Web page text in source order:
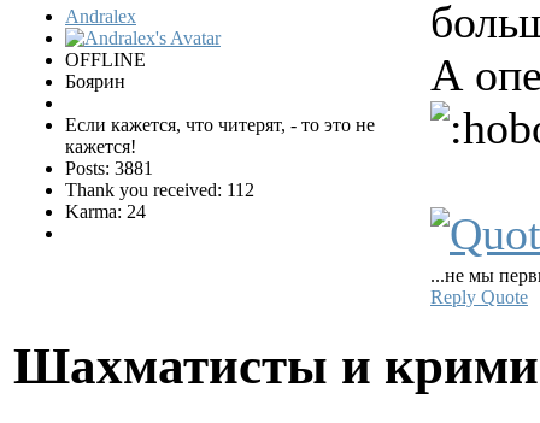
Andralex
OFFLINE
Боярин
Если кажется, что читерят, - то это не
кажется!
Posts: 3881
Thank you received: 112
Karma: 24
А
...не мы
Reply Quote
Шахматисты и